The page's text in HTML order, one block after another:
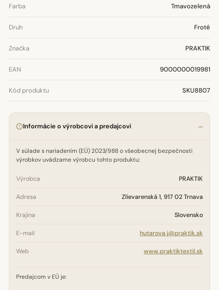
Farba Tmavozelená
Druh Froté
Značka PRAKTIK
EAN 9000000019981
Kód produktu SKU8807
Informácie o výrobcovi a predajcovi
V súlade s nariadením (EÚ) 2023/988 o všeobecnej bezpečnosti
výrobkov uvádzame výrobcu tohto produktu:
Výrobca PRAKTIK
Adresa Zlievarenská 1, 917 02 Trnava
Krajina Slovensko
E-mail hutarova.j@praktik.sk
Web www.praktiktextil.sk
Predajcom v EÚ je: